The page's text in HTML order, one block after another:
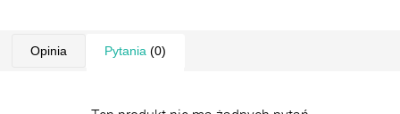
Opinia Pytania (0)